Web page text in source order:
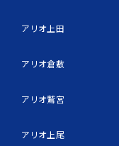
アリオ上田
アリオ倉敷
アリオ鷲宮
アリオ上尾